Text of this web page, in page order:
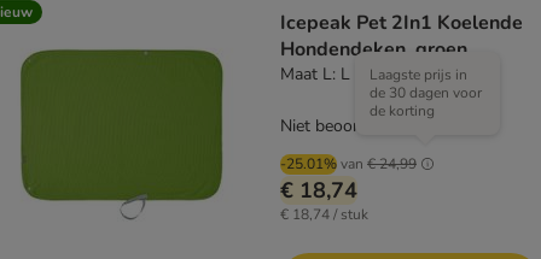
Icepeak Pet 2In1 Koelende
Hondendeken, groen
Maat L: L 62 x B 84 cm
-25.01%van € 24,99
Laagste prijs in
de 30 dagen voor
de korting
€ 18,74
€ 18,74 / stuk
Niet beoordeeld